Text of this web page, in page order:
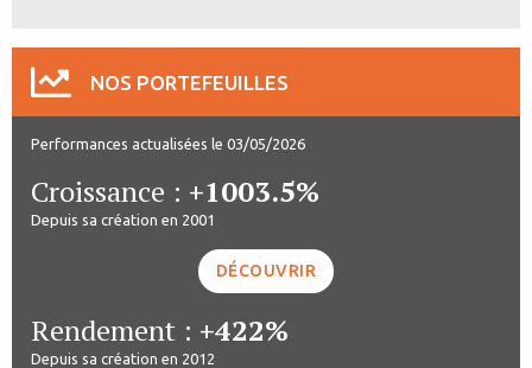
NOS PORTEFEUILLES
Performances actualisées le 03/05/2026
Croissance : +1003.5%
Depuis sa création en 2001
DÉCOUVRIR
Rendement : +422%
Depuis sa création en 2012